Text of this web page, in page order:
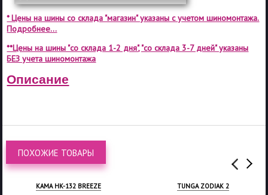
* Цены на шины со склада "магазин" указаны с учетом шиномонтажа.
Подробнее...
**Цены на шины "со склада 1-2 дня", "со склада 3-7 дней" указаны
БЕЗ учета шиномонтажа
Описание
ПОХОЖИЕ ТОВАРЫ
КАМА HK-132 BREEZE TUNGA ZODIAK 2